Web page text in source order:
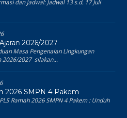
dan jadwal: Jadwal 13 s.d. 17 Juli
2026/2027
Masa Pengenalan Lingkungan
2026/2027 silakan...
2026 SMPN 4 Pakem
Ramah 2026 SMPN 4 Pakem : Unduh